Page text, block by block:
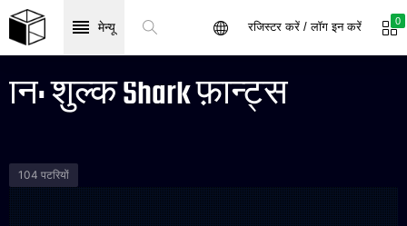
मेन्यू 0
रजिस्टर करें / लॉग इन करें
नि: शुल्क Shark फ़ॉन्ट्स
104 पटरियों